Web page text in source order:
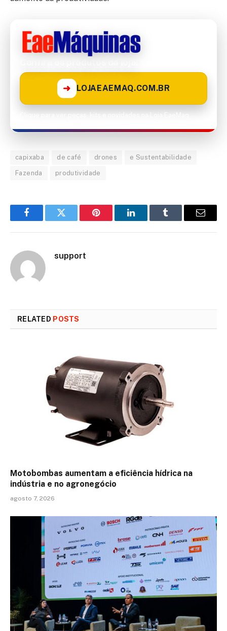
➜ LOJAEAEMAQ.COM.BR
capixaba de café drones e Sustentabilidade
Fazenda produtividade
FacebookTwitter Pinterest LinkedInTumblr Email
support
RELATED POSTS
Motobombas aumentam a eficiência hídrica na
indústria e no agronegócio
agosto 7, 2026